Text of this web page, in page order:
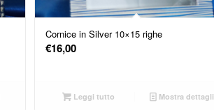
Cornice in Silver 10×15 righe
€16,00
Leggi tutto Mostra dettagli